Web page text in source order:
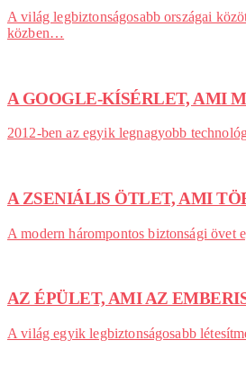
A világ legbiztonságosabb országai
közben…
A GOOGLE-KÍSÉRLET, AMI
2012-ben az egyik legnagyobb
A ZSENIÁLIS ÖTLET, AMI
A modern hárompontos biztonsági
AZ ÉPÜLET, AMI AZ
A világ egyik legbiztonságosabb